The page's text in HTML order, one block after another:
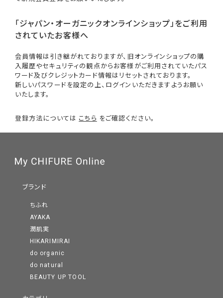
「ジャパン・オーガニックオンラインショップ」をご利用
されていたお客様へ
会員情報は引き継がれておりますが、旧オンラインショップの購
入履歴やセキュリティの観点からお客様がご利用されていたパス
ワード及びクレジットカード情報はリセットされております。
新しいパスワードを設定の上、ログインいただきますようお願い
いたします。
登録方法については こちら をご確認ください。
ブランド
ちふれ
AYAKA
潤肌実
HIKARIMIRAI
do organic
do natural
BEAUTY UP TOOL